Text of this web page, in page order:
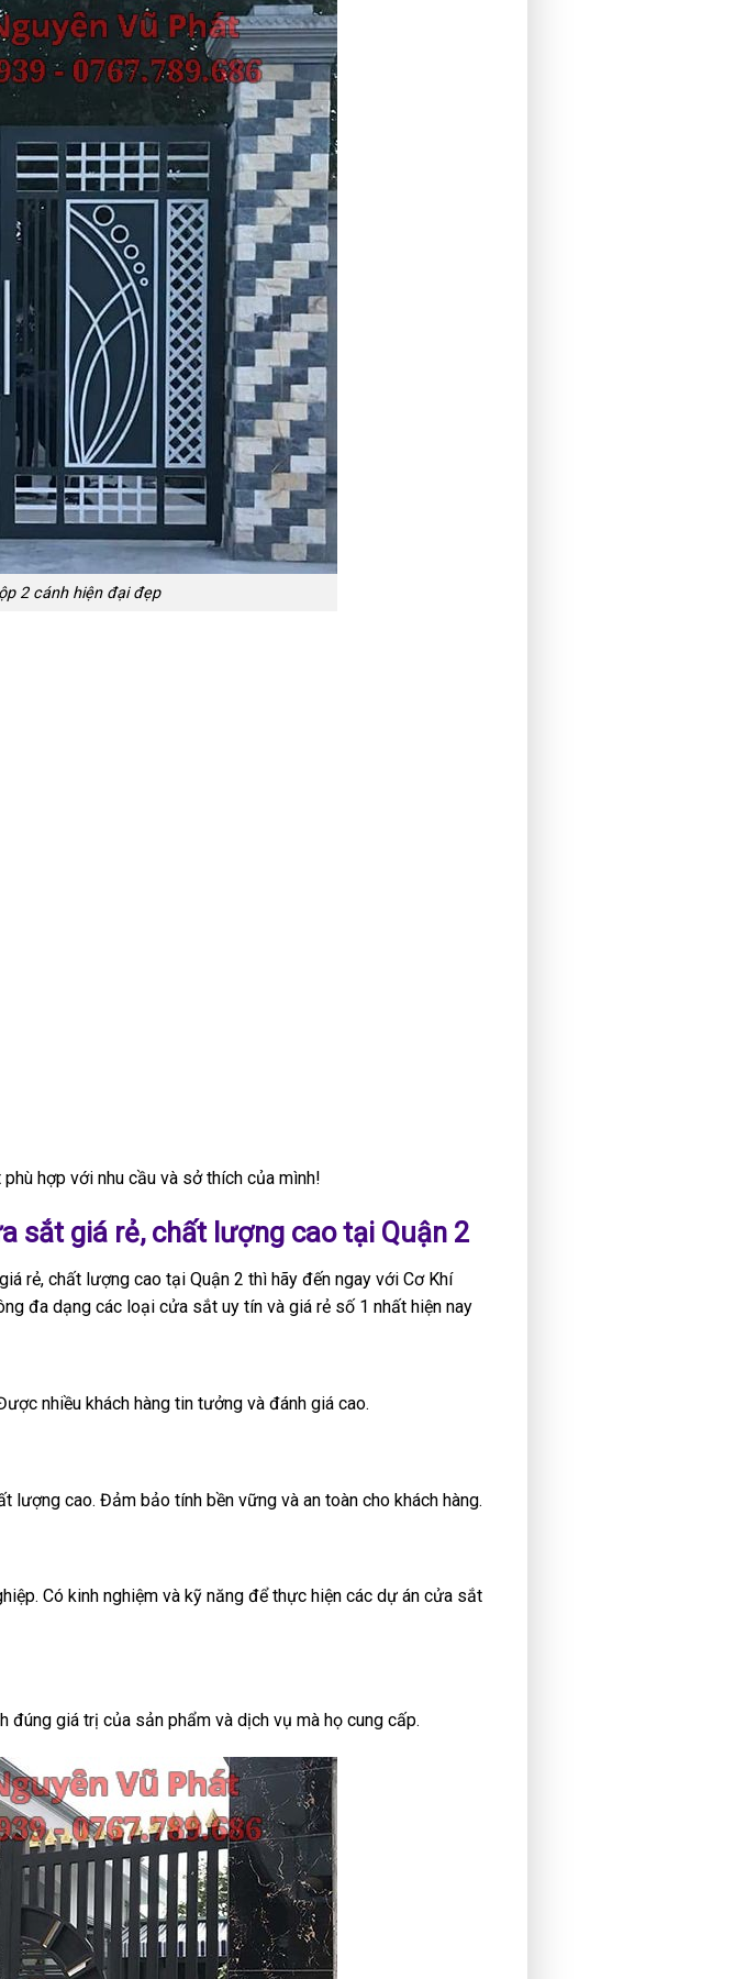
2 cánh hiện đại đẹp
hợp với nhu cầu và sở thích của mình!
sắt giá rẻ, chất lượng cao tại Quận 2
rẻ, chất lượng cao tại Quận 2 thì hãy đến ngay với Cơ Khí
đa dạng các loại cửa sắt uy tín và giá rẻ số 1 nhất hiện nay
nhiều khách hàng tin tưởng và đánh giá cao.
cao. Đảm bảo tính bền vững và an toàn cho khách hàng.
Có kinh nghiệm và kỹ năng để thực hiện các dự án cửa sắt
đúng giá trị của sản phẩm và dịch vụ mà họ cung cấp.